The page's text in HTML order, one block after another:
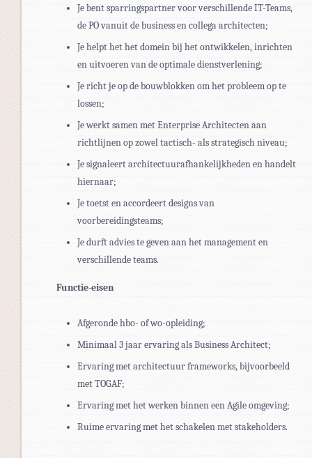
Je bent sparringspartner voor verschillende IT-Teams,
de PO vanuit de business en collega architecten;
Je helpt het het domein bij het ontwikkelen, inrichten
en uitvoeren van de optimale dienstverlening;
Je richt je op de bouwblokken om het probleem op te
lossen;
Je werkt samen met Enterprise Architecten aan
richtlijnen op zowel tactisch- als strategisch niveau;
Je signaleert architectuurafhankelijkheden en handelt
hiernaar;
Je toetst en accordeert designs van
voorbereidingsteams;
Je durft advies te geven aan het management en
verschillende teams.
Functie-eisen
Afgeronde hbo- of wo-opleiding;
Minimaal 3 jaar ervaring als Business Architect;
Ervaring met architectuur frameworks, bijvoorbeeld
met TOGAF;
Ervaring met het werken binnen een Agile omgeving;
Ruime ervaring met het schakelen met stakeholders.